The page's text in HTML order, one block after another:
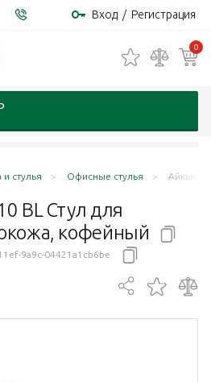
Вход / Регистрация
0
стулья Офисные стулья Айкью н/
BL Стул для
кофейный
9a9c-04421a1cb6be